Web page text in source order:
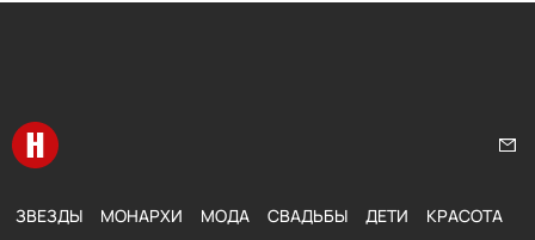
Перейти на главную
ЗВЕЗДЫ МОНАРХИ МОДА СВАДЬБЫ ДЕТИ КРАСОТА